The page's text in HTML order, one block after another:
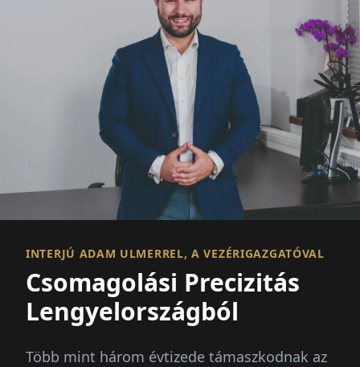
INTERJÚ ADAM ULMERREL, A VEZÉRIGAZGATÓVAL
Csomagolási Precizitás
Lengyelországból
Több mint három évtizede támaszkodnak az